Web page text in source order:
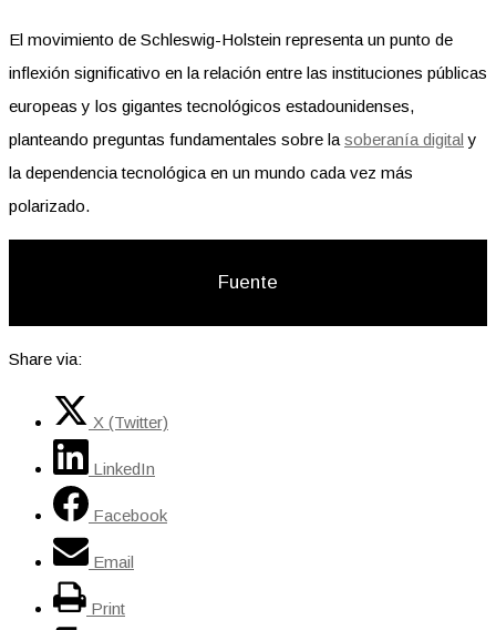
El movimiento de Schleswig-Holstein representa un punto de
inflexión significativo en la relación entre las instituciones públicas
europeas y los gigantes tecnológicos estadounidenses,
planteando preguntas fundamentales sobre la soberanía digital y
la dependencia tecnológica en un mundo cada vez más
polarizado.
Fuente
Share via:
X (Twitter)
LinkedIn
Facebook
Email
Print